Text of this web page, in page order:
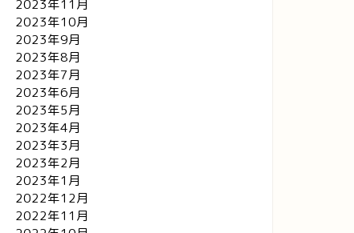
2023年11月
2023年10月
2023年9月
2023年8月
2023年7月
2023年6月
2023年5月
2023年4月
2023年3月
2023年2月
2023年1月
2022年12月
2022年11月